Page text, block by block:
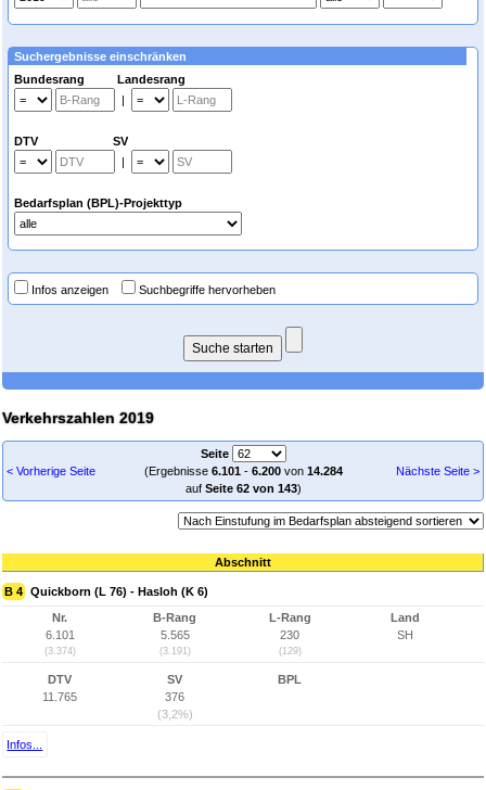
Suchergebnisse einschränken
Bundesrang Landesrang
|
DTV SV
|
Bedarfsplan (BPL)-Projekttyp
Infos anzeigen Suchbegriffe hervorheben
Verkehrszahlen 2019
< Vorherige Seite
Seite
(Ergebnisse 6.101- 6.200von 14.284
auf Seite 62 von 143)
Nächste Seite >
Abschnitt
B 4 Quickborn (L 76) - Hasloh (K 6)
Nr.
6.101
(3.374)
B-Rang
5.565
(3.191)
L-Rang
230
(129)
Land
SH
DTV
11.765
SV
376
(3,2%)
BPL
Infos...